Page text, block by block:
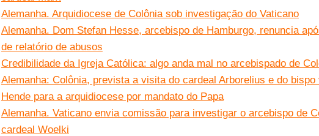
Alemanha. Arquidiocese de Colônia sob investigação do Vaticano
Alemanha. Dom Stefan Hesse, arcebispo de Hamburgo, renuncia
de relatório de abusos
Credibilidade da Igreja Católica: algo anda mal no arcebispado de
Alemanha: Colônia, prevista a visita do cardeal Arborelius e do bispo
Hende para a arquidiocese por mandato do Papa
Alemanha. Vaticano envia comissão para investigar o arcebispo de
cardeal Woelki